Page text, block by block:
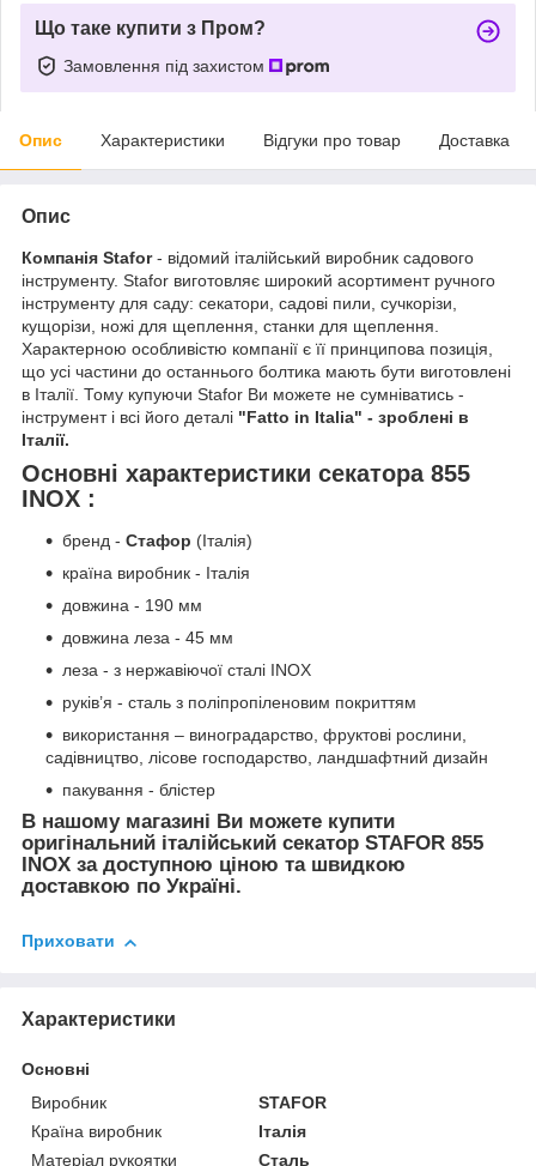
Що таке купити з Пром?
Замовлення під захистом
Опис Характеристики Відгуки про товар Доставка
Опис
Компанія Stafor- відомий італійський виробник садового
інструменту. Stafor виготовляє широкий асортимент ручного
інструменту для саду: секатори, садові пили, сучкорізи,
кущорізи, ножі для щеплення, станки для щеплення.
Характерною особливістю компанії є її принципова позиція,
що усі частини до останнього болтика мають бути виготовлені
в Італії. Тому купуючи Stafor Ви можете не сумніватись -
інструмент і всі його деталі "Fatto in Italia" - зроблені в
Італії.
Основні характеристики секатора 855
INOX :
бренд - Стафор (Італія)
країна виробник - Італія
довжина - 190 мм
довжина леза - 45 мм
леза - з нержавіючої сталі INOX
руків’я - сталь з поліпропіленовим покриттям
використання – виноградарство, фруктові рослини,
садівництво, лісове господарство, ландшафтний дизайн
пакування - блістер
В нашому магазині Ви можете купити
оригінальний італійський секатор STAFOR 855
INOX за доступною ціною та швидкою
доставкою по Україні.
Приховати
Характеристики
Основні
Виробник
STAFOR
Країна виробник
Італія
Матеріал рукоятки
Сталь